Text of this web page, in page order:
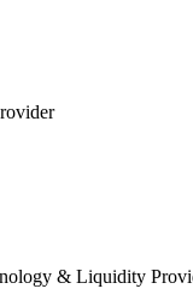
& Liquidity